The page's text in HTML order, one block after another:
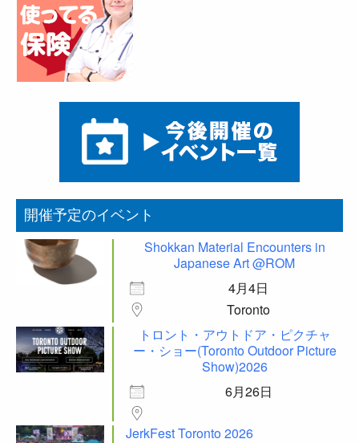
開催予定のイベント
Shokkan Material Encounters in
Japanese Art @ROM
4月4日
Toronto
トロント・アウトドア・ピクチャ
ー・ショー(Toronto Outdoor Picture
Show)2026
6月26日
JerkFest Toronto 2026